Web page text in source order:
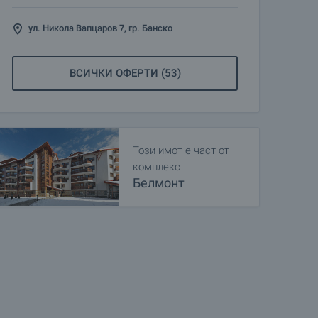
ул. Никола Вапцаров 7, гр. Банско
ВСИЧКИ ОФЕРТИ (53)
Този имот е част от
комплекс
Белмонт